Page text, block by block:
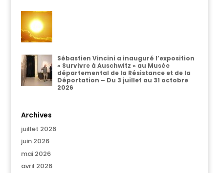
Sébastien Vincini a inauguré l’exposition
« Survivre à Auschwitz » au Musée
départemental de la Résistance et de la
Déportation – Du 3 juillet au 31 octobre
2026
Archives
juillet 2026
juin 2026
mai 2026
avril 2026